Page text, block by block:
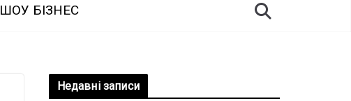
ШОУ БІЗНЕС
Недавні записи